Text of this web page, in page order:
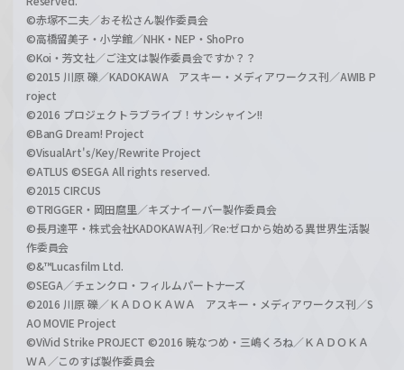
©赤塚不二夫／おそ松さん製作委員会
©高橋留美子・小学館／NHK・NEP・ShoPro
©Koi・芳文社／ご注文は製作委員会ですか？？
©2015 川原 礫／KADOKAWA アスキー・メディアワークス刊／AWIB P
roject
©2016 プロジェクトラブライブ！サンシャイン!!
©BanG Dream! Project
©VisualArt's/Key/Rewrite Project
©ATLUS ©SEGA All rights reserved.
©2015 CIRCUS
©TRIGGER・岡田麿里／キズナイーバー製作委員会
©長月達平・株式会社KADOKAWA刊／Re:ゼロから始める異世界生活製
作委員会
©&™Lucasfilm Ltd.
©SEGA／チェンクロ・フィルムパートナーズ
©2016 川原 礫／ＫＡＤＯＫＡＷＡ アスキー・メディアワークス刊／S
AO MOVIE Project
©ViVid Strike PROJECT ©2016 暁なつめ・三嶋くろね／ＫＡＤＯＫＡ
ＷＡ／このすば製作委員会